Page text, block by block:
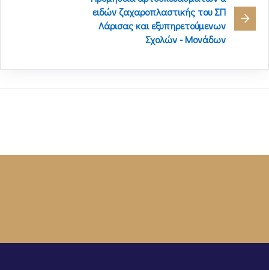
ειδών ζαχαροπλαστικής του ΣΠ
Λάρισας και εξυπηρετούμενων
Σχολών - Μονάδων